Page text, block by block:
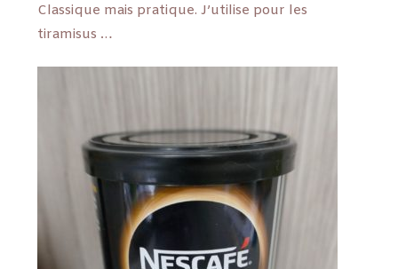
Classique mais pratique. J’utilise pour les
tiramisus …